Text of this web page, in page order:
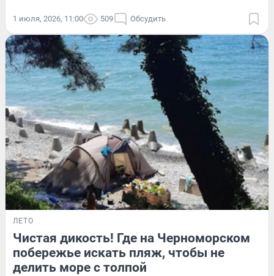
1 июля, 2026, 11:00 509 Обсудить
ЛЕТО
Чистая дикость! Где на Черноморском
побережье искать пляж, чтобы не
делить море с толпой